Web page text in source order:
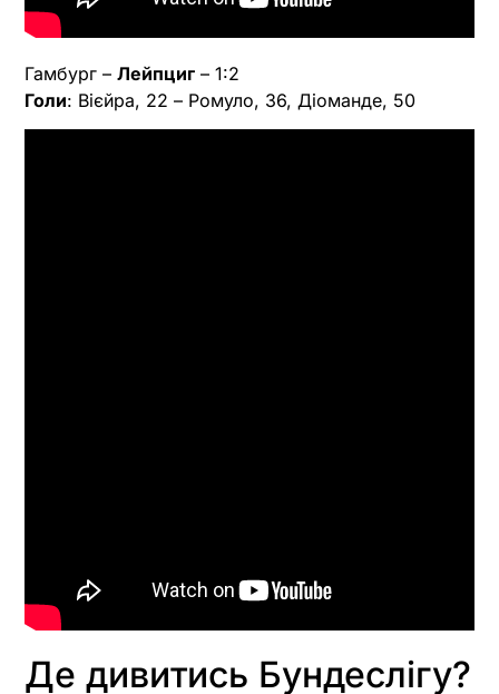
Гамбург – Лейпциг – 1:2
Голи: Вієйра, 22 – Ромуло, 36, Діоманде, 50
Де дивитись Бундеслігу?